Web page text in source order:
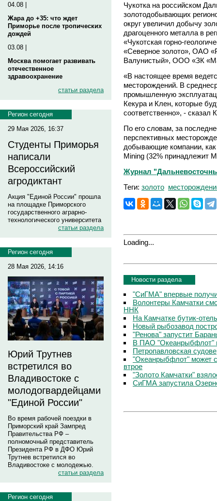
04.08 |
Жара до +35: что ждет
Приморье после тропических
дождей
03.08 |
Москва помогает развивать
отечественное
здравоохранение
статьи раздела
Регион сегодня
29 Мая 2026, 16:37
Студенты Приморья
написали
Всероссийский
агродиктант
Акция "Единой России" прошла
на площадке Приморского
государственного аграрно-
технологического университета
статьи раздела
Регион сегодня
28 Мая 2026, 14:16
Юрий Трутнев
встретился во
Владивостоке с
молодогвардейцами
"Единой России"
Во время рабочей поездки в
Приморский край Зампред
Правительства РФ –
полномочный представитель
Президента РФ в ДФО Юрий
Трутнев встретился во
Владивостоке с молодежью.
статьи раздела
Регион сегодня
Чукотка на российском
золотодобывающих
округ увеличил добычу
драгоценного металла в
«Чукотская горно-
«Северное золото», ОАО
Валунистый», ООО «ЗК
«В настоящее время
месторождений. В
промышленную
Кекура и Клен, которые
соответственно», - сказал
По его словам, за
перспективных
добывающие компании,
Mining (32% принадлежит
Журнал
Теги: золото
Loading...
Новости раздела
"СиГМА" впервые
Волонтеры Камчатки
ННК
На Камчатке бутик-
Новый рыбозавод
"Ренова" запустит
В ПАО "Океанрыбфлот"
Петропавловская
"Океанрыбфлот" может
втрое
"Золото Камчатки"
СиГМА запустила